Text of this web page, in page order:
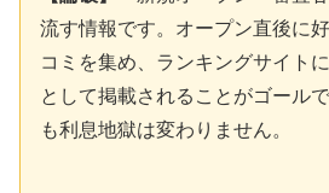
流す情報です。オープン直後に
コミを集め、ランキングサイト
として掲載されることがゴール
も利息地獄は変わりません。